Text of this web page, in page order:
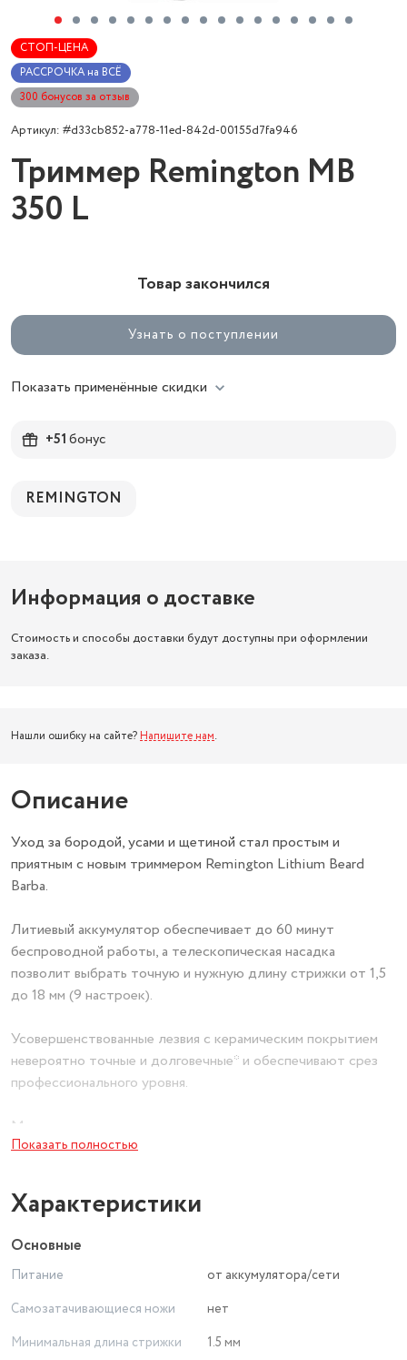
СТОП-ЦЕНА
РАССРОЧКА на ВСЁ
300 бонусов за отзыв
Артикул: #d33cb852-a778-11ed-842d-00155d7fa946
Триммер Remington MB
350 L
Товар закончился
Узнать о поступлении
Показать применённые скидки
+51бонус
REMINGTON
Информация о доставке
Стоимость и способы доставки будут доступны при оформлении
заказа.
Нашли ошибку на сайте? Напишите нам.
Описание
Уход за бородой, усами и щетиной стал простым и
приятным с новым триммером Remington Lithium Beard
Barba.
Литиевый аккумулятор обеспечивает до 60 минут
беспроводной работы, а телескопическая насадка
позволит выбрать точную и нужную длину стрижки от 1,5
до 18 мм (9 настроек).
Усовершенствованные лезвия с керамическим покрытием
невероятно точные и долговечные* и обеспечивают срез
профессионального уровня.
Мы знаем, насколько важно выглядеть правильно и
идеально, именно поэтому, входящий в комплект трафарет
симметрии, обеспечивая универсальные варианты стайлинга
бороды, усов или бакенбардов. Ваш идеальный и
персональный стиль на каждый день!
Показать полностью
Характеристики
Основные
Питание
от аккумулятора/сети
Самозатачивающиеся ножи
нет
Минимальная длина стрижки
1.5 мм